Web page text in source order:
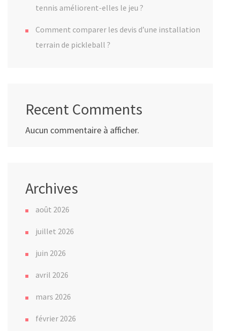
tennis améliorent-elles le jeu ?
Comment comparer les devis d’une installation
terrain de pickleball ?
Recent Comments
Aucun commentaire à afficher.
Archives
août 2026
juillet 2026
juin 2026
avril 2026
mars 2026
février 2026